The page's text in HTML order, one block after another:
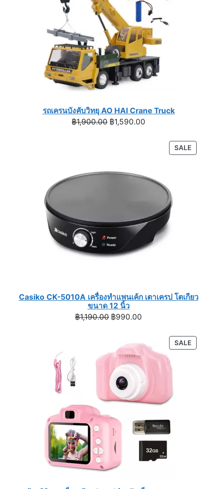
รถเครนบังคับวิทยุ AO HAI Crane Truck
฿1,900.00 Original
฿1,590.00
฿1,590.00.
SALE
ON
Casiko CK-5010A เครื่องทำแพนเค้ก เตาเครป โตเกียว
ขนาด 12 นิ้ว
฿1,190.00 Original
฿1,190.00.
฿990.00
฿990.00.
SALE
ON